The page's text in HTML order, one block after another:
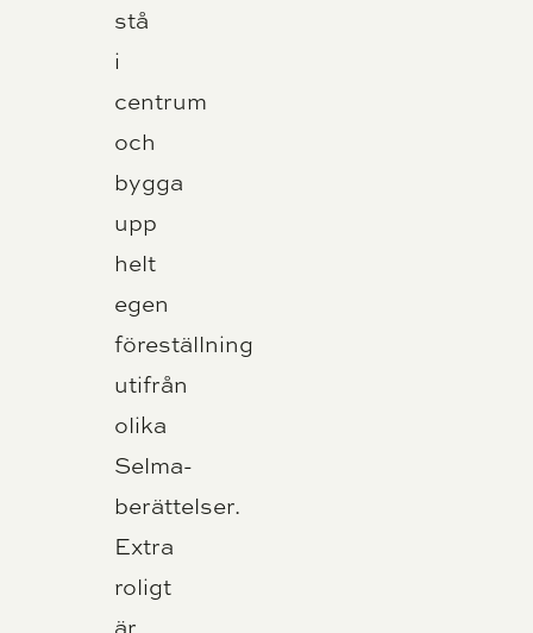
stå
i
centrum
och
bygga
upp
helt
egen
föreställning
utifrån
olika
Selma-
berättelser.
Extra
roligt